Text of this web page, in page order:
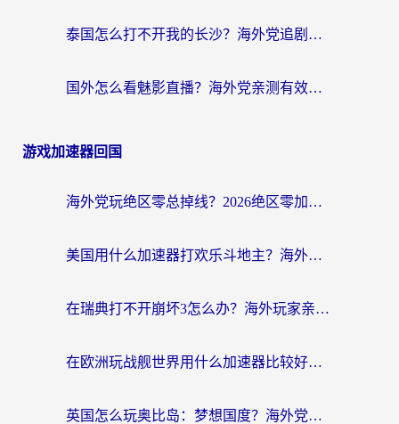
泰国怎么打不开我的长沙？海外党追剧看片的破局指南
国外怎么看魅影直播？海外党亲测有效的回国加速指南（附听歌、看央视VIP技巧）
游戏加速器回国
海外党玩绝区零总掉线？2026绝区零加速器推荐+跨平台国服游戏加速攻略
美国用什么加速器打欢乐斗地主？海外党亲测有效的国服游戏加速指南
在瑞典打不开崩坏3怎么办？海外玩家亲测有效的国服游戏加速指南
在欧洲玩战舰世界用什么加速器比较好用？老玩家亲测有效的低延迟方案
英国怎么玩奥比岛：梦想国度？海外党不卡攻略+加速器选择秘籍